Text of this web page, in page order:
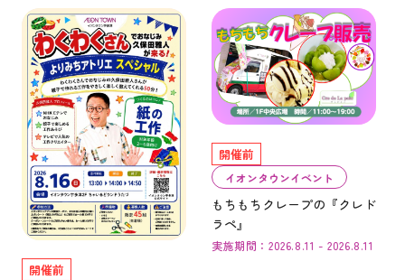
開催前
開催前
イオンタウンイベント
もちもちクレープの『クレド
ラペ』
実施期間：2026.8.11 - 2026.8.11